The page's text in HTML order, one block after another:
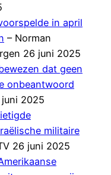
in april
– Norman
26 juni 2025
dat geen
onbeantwoord
juni 2025
militaire
26 juni 2025